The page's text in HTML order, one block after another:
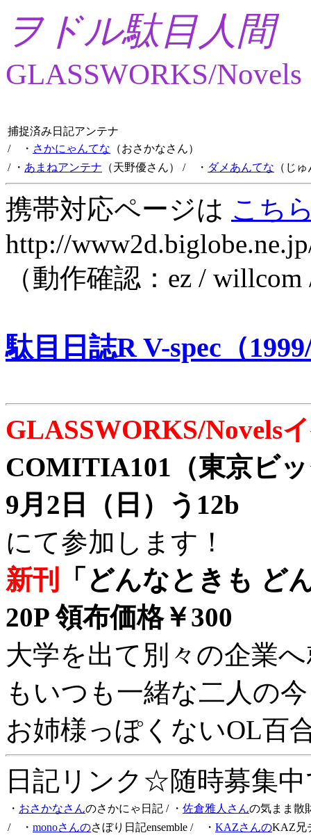
ヲドル駄目人間
GLASSWORKS/Novels
捕捉済み日記アンテナ
/ ・ さかにゃんてな （おさかなさん）
/ ・ あまねアンテナ （天野優さん） / ・ ダメあんてな （じ
携帯対応ページは こち
http://
（動作確認：ez /
駄目日誌R V-spec（
GLASSWORKS/Novels
COMITIA101（東京ビ
9月2日（日）う12b
にて参加します！
新刊
「どんなときも ど
20P 領布価格￥300
大学を出て別々の企業
もいつも一緒な二人の
お姉様っぽくないOL百
日記リンク☆随時募集
・ おさかなさんのさかにゃ日記 / ・ 佐倉雅人さんの気まま散
/ ・ monoさんのさぼり日記ensemble / ・ KAZさんのKAZ兄